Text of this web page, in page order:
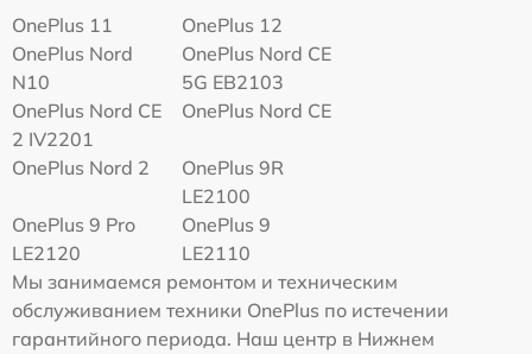
OnePlus 11
OnePlus 12
OnePlus Nord
N10
OnePlus Nord CE
5G EB2103
OnePlus Nord CE
2 IV2201
OnePlus Nord CE
OnePlus Nord 2
OnePlus 9R
LE2100
OnePlus 9 Pro
LE2120
OnePlus 9
LE2110
Мы занимаемся ремонтом и техническим
обслуживанием техники OnePlus по истечении
гарантийного периода. Наш центр в Нижнем